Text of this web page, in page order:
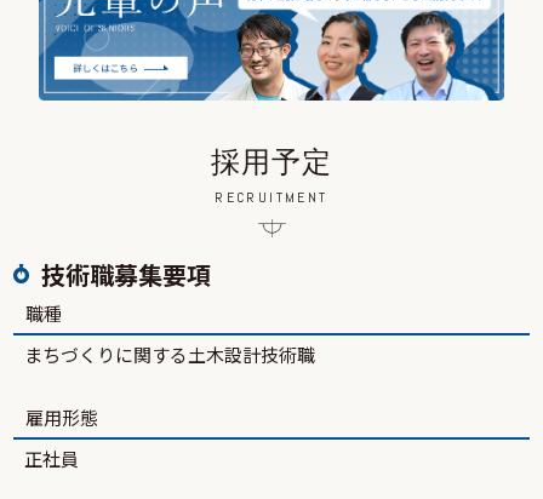
採用予定
RECRUITMENT
技術職募集要項
職種
まちづくりに関する土木設計技術職
雇用形態
正社員